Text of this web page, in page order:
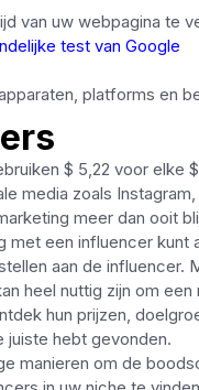
van uw webpagina te
test van Google
platforms en
$ 5,22 voor elke $
media zoals
meer dan ooit
met een influencer kunt
aan de influencer.
heel nuttig zijn om
hun prijzen,
juiste hebt gevonden.
manieren om de